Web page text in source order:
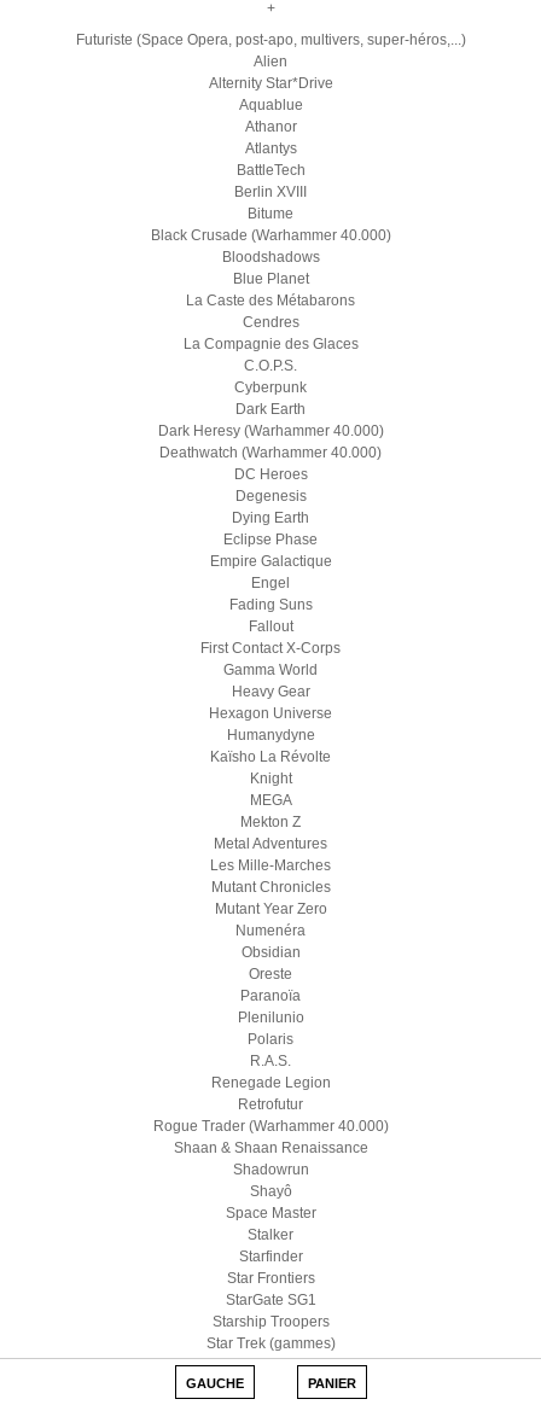
+
Futuriste (Space Opera, post-apo, multivers, super-héros,...)
Alien
Alternity Star*Drive
Aquablue
Athanor
Atlantys
BattleTech
Berlin XVIII
Bitume
Black Crusade (Warhammer 40.000)
Bloodshadows
Blue Planet
La Caste des Métabarons
Cendres
La Compagnie des Glaces
C.O.P.S.
Cyberpunk
Dark Earth
Dark Heresy (Warhammer 40.000)
Deathwatch (Warhammer 40.000)
DC Heroes
Degenesis
Dying Earth
Eclipse Phase
Empire Galactique
Engel
Fading Suns
Fallout
First Contact X-Corps
Gamma World
Heavy Gear
Hexagon Universe
Humanydyne
Kaïsho La Révolte
Knight
MEGA
Mekton Z
Metal Adventures
Les Mille-Marches
Mutant Chronicles
Mutant Year Zero
Numenéra
Obsidian
Oreste
Paranoïa
Plenilunio
Polaris
R.A.S.
Renegade Legion
Retrofutur
Rogue Trader (Warhammer 40.000)
Shaan & Shaan Renaissance
Shadowrun
Shayô
Space Master
Stalker
Starfinder
Star Frontiers
StarGate SG1
Starship Troopers
Star Trek (gammes)
Star Wars D6
Star Wars (Edge)
GAUCHE PANIER